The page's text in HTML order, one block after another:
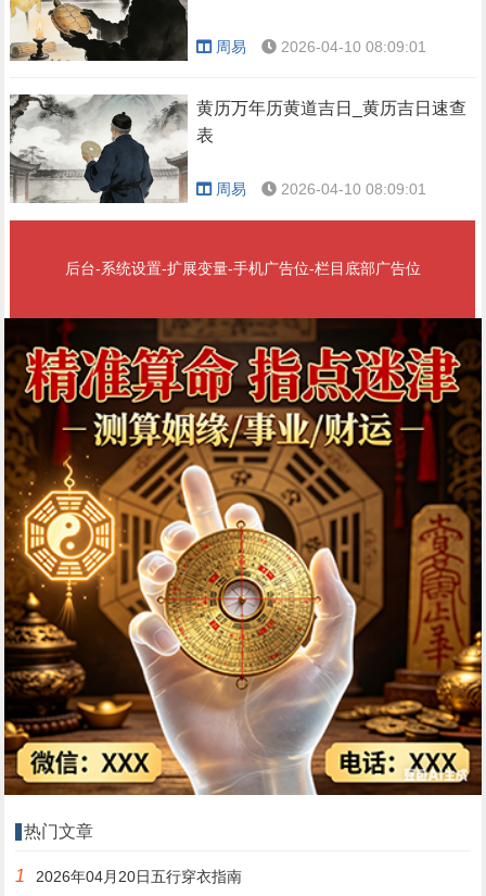
周易 2026-04-10 08:09:01
黄历万年历黄道吉日_黄历吉日速查
表
周易 2026-04-10 08:09:01
后台-系统设置-扩展变量-手机广告位-栏目底部广告位
热门文章
1 2026年04月20日五行穿衣指南